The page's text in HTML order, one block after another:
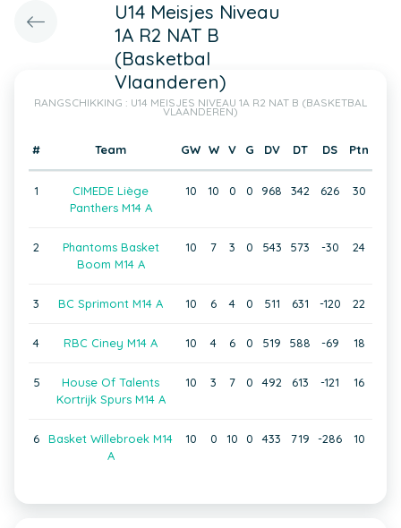
U14 Meisjes Niveau
1A R2 NAT B
(Basketbal
Vlaanderen)
RANGSCHIKKING : U14 MEISJES NIVEAU 1A R2 NAT B (BASKETBAL
VLAANDEREN)
# Team GW W V G DV DT DS Ptn
1
CIMEDE Liège
Panthers M14 A
10 10 0 0 968 342 626 30
2
Phantoms Basket
Boom M14 A
10 7 3 0 543 573 -30 24
3 BC Sprimont M14 A 10 6 4 0 511 631 -120 22
4 RBC Ciney M14 A 10 4 6 0 519 588 -69 18
5
House Of Talents
Kortrijk Spurs M14 A
10 3 7 0 492 613 -121 16
6
Basket Willebroek M14
A
10 0 10 0 433 719 -286 10